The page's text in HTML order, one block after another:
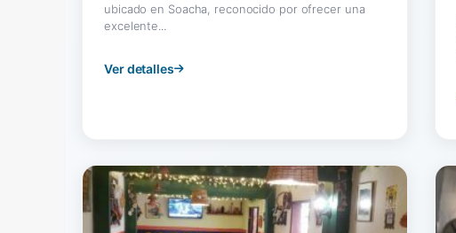
ubicado en Soacha, reconocido por ofrecer una
excelente...
Ver detalles